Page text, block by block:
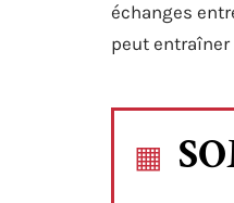
échanges
peut entraîner